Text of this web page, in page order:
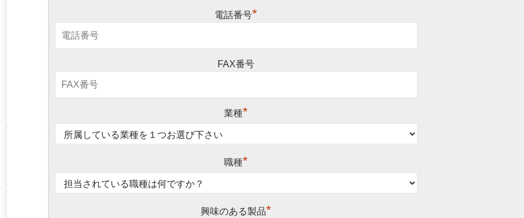
電話番号*
FAX番号
業種*
職種*
興味のある製品*